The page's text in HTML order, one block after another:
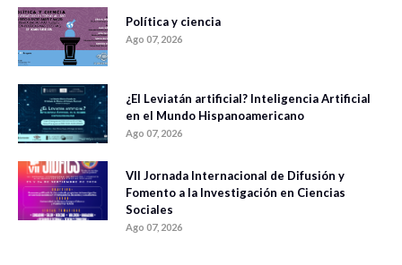
Política y ciencia
Ago 07, 2026
¿El Leviatán artificial? Inteligencia Artificial
en el Mundo Hispanoamericano
Ago 07, 2026
VII Jornada Internacional de Difusión y
Fomento a la Investigación en Ciencias
Sociales
Ago 07, 2026